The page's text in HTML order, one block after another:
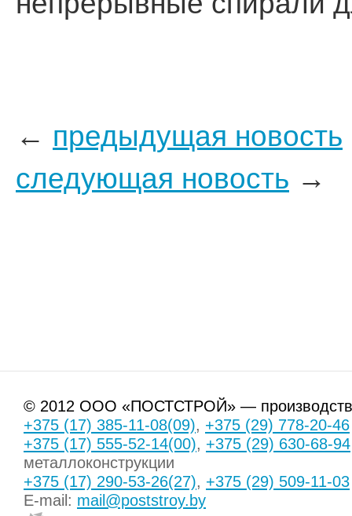
← предыдущая новость
следующая новость →
© 2012 ООО «ПОСТСТРОЙ» — производство
+375 (17) 385-11-08(09), +375 (29) 778-20-46
+375 (17) 555-52-14(00), +375 (29) 630-68-94
металлоконструкции
+375 (17) 290-53-26(27), +375 (29) 509-11-03
E-mail: mail@poststroy.by